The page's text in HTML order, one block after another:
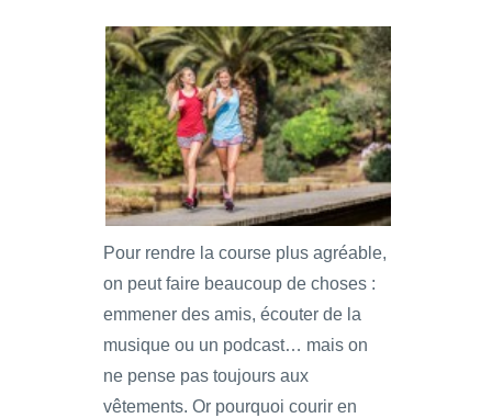
Pour rendre la course plus agréable,
on peut faire beaucoup de choses :
emmener des amis, écouter de la
musique ou un podcast… mais on
ne pense pas toujours aux
vêtements. Or pourquoi courir en